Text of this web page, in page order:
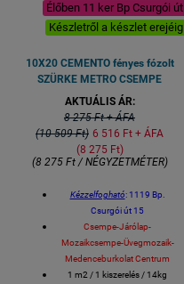
Élőben 11 ker Bp Csurgói út
Készletről a készlet erejéig
10X20 CEMENTO fényes fózolt
SZÜRKE METRO CSEMPE
AKTUÁLIS ÁR:
8 275 Ft + ÁFA
(10 509 Ft) 6 516 Ft + ÁFA
(8 275 Ft)
(8 275 Ft / NÉGYZETMÉTER)
Kézzelfogható: 1119 Bp.
Csurgói út 15
Csempe-Járólap-
Mozaikcsempe-Üvegmozaik-
Medenceburkolat Centrum
1 m2 / 1 kiszerelés / 14kg